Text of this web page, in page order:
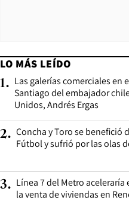
LO MÁS LEÍDO
1. Las galerías comerciales en
Santiago del embajador
Unidos, Andrés Ergas
2. Concha y Toro se benefició
Fútbol y sufrió por las olas
3. Línea 7 del Metro aceleraría
la venta de viviendas en